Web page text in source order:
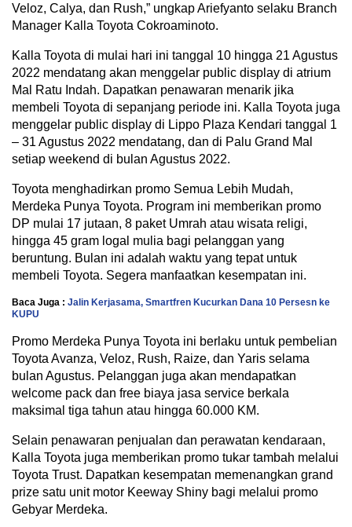
Veloz, Calya, dan Rush,” ungkap Ariefyanto selaku Branch
Manager Kalla Toyota Cokroaminoto.
Kalla Toyota di mulai hari ini tanggal 10 hingga 21 Agustus
2022 mendatang akan menggelar public display di atrium
Mal Ratu Indah. Dapatkan penawaran menarik jika
membeli Toyota di sepanjang periode ini. Kalla Toyota juga
menggelar public display di Lippo Plaza Kendari tanggal 1
– 31 Agustus 2022 mendatang, dan di Palu Grand Mal
setiap weekend di bulan Agustus 2022.
Toyota menghadirkan promo Semua Lebih Mudah,
Merdeka Punya Toyota. Program ini memberikan promo
DP mulai 17 jutaan, 8 paket Umrah atau wisata religi,
hingga 45 gram logal mulia bagi pelanggan yang
beruntung. Bulan ini adalah waktu yang tepat untuk
membeli Toyota. Segera manfaatkan kesempatan ini.
Baca Juga : Jalin Kerjasama, Smartfren Kucurkan Dana 10 Persesn ke
KUPU
Promo Merdeka Punya Toyota ini berlaku untuk pembelian
Toyota Avanza, Veloz, Rush, Raize, dan Yaris selama
bulan Agustus. Pelanggan juga akan mendapatkan
welcome pack dan free biaya jasa service berkala
maksimal tiga tahun atau hingga 60.000 KM.
Selain penawaran penjualan dan perawatan kendaraan,
Kalla Toyota juga memberikan promo tukar tambah melalui
Toyota Trust. Dapatkan kesempatan memenangkan grand
prize satu unit motor Keeway Shiny bagi melalui promo
Gebyar Merdeka.